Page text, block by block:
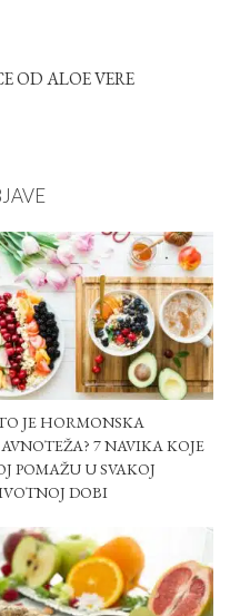
OD ALOE VERE
JE HORMONSKA
7 NAVIKA KOJE
POMAŽU U SVAKOJ
DOBI